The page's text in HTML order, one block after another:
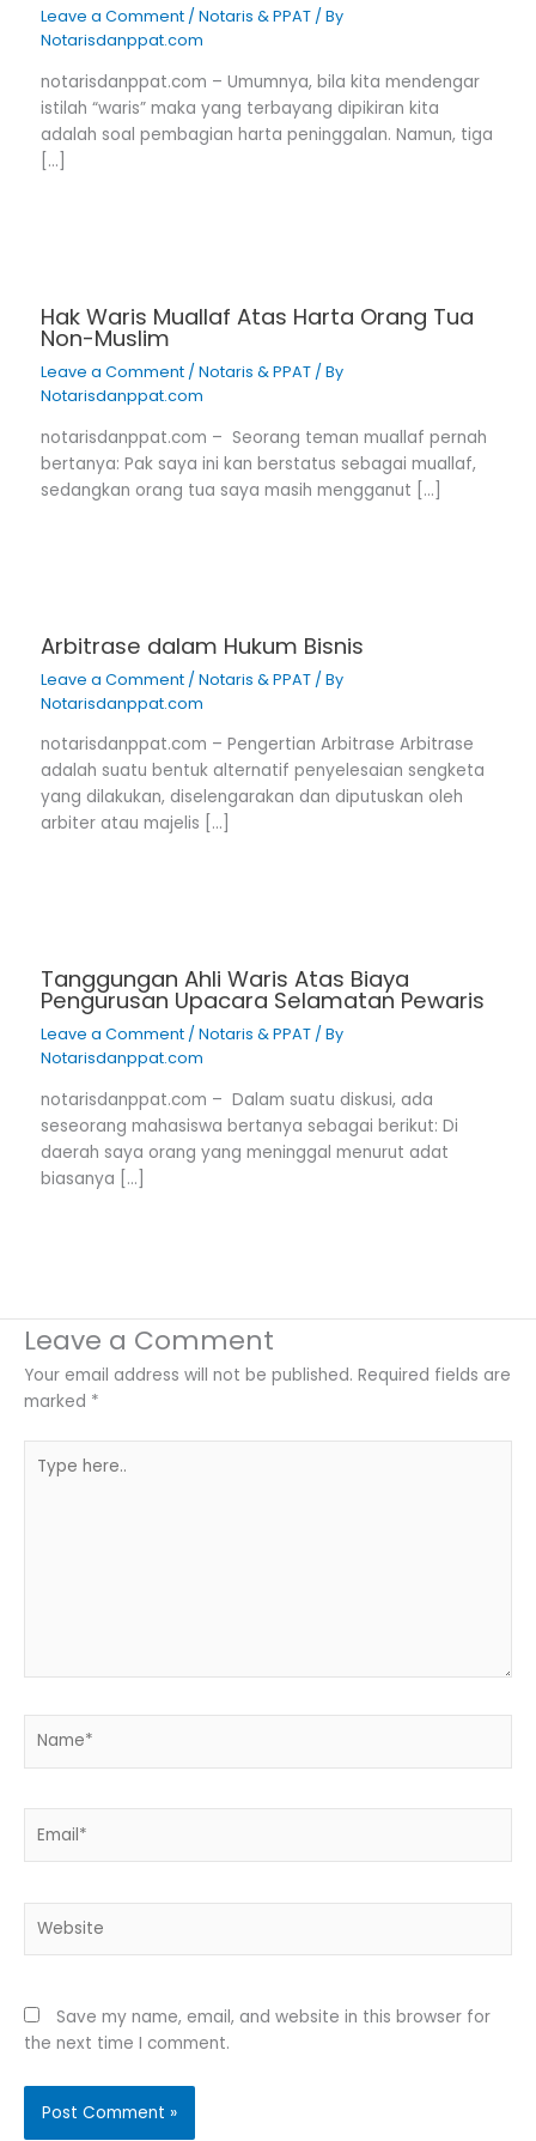
Leave a Comment /Notaris & PPAT / By
Notarisdanppat.com
notarisdanppat.com – Umumnya, bila kita mendengar
istilah “waris” maka yang terbayang dipikiran kita
adalah soal pembagian harta peninggalan. Namun, tiga
[…]
Hak Waris Muallaf Atas Harta Orang Tua
Non-Muslim
Leave a Comment /Notaris & PPAT / By
Notarisdanppat.com
notarisdanppat.com – Seorang teman muallaf pernah
bertanya: Pak saya ini kan berstatus sebagai muallaf,
sedangkan orang tua saya masih mengganut […]
Arbitrase dalam Hukum Bisnis
Leave a Comment /Notaris & PPAT / By
Notarisdanppat.com
notarisdanppat.com – Pengertian Arbitrase Arbitrase
adalah suatu bentuk alternatif penyelesaian sengketa
yang dilakukan, diselengarakan dan diputuskan oleh
arbiter atau majelis […]
Tanggungan Ahli Waris Atas Biaya
Pengurusan Upacara Selamatan Pewaris
Leave a Comment /Notaris & PPAT / By
Notarisdanppat.com
notarisdanppat.com – Dalam suatu diskusi, ada
seseorang mahasiswa bertanya sebagai berikut: Di
daerah saya orang yang meninggal menurut adat
biasanya […]
Leave a Comment
Your email address will not be published. Required fields are
marked *
here..
Save my name, email, and website in this browser for
the next time I comment.